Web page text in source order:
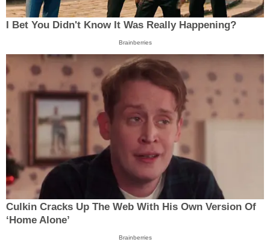
I Bet You Didn't Know It Was Really Happening?
Brainberries
Culkin Cracks Up The Web With His Own Version Of
‘Home Alone’
Brainberries